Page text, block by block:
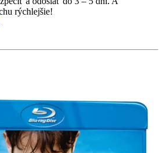
rýchlejšie!